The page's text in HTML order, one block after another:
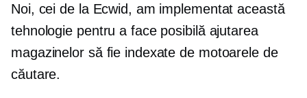
Noi, cei de la Ecwid, am implementat această
tehnologie pentru a face posibilă ajutarea
magazinelor să fie indexate de motoarele de
căutare.